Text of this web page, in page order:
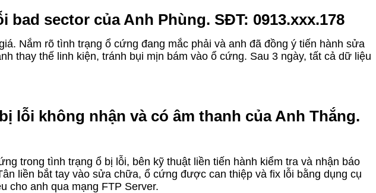
sector của Anh Phùng. SĐT: 0913.xxx.178
Nắm rõ tình trạng ổ cứng đang mắc phải và anh đã đồng ý tiến hành sửa
thay thế linh kiện, tránh bụi mịn bám vào ổ cứng. Sau 3 ngày, tất cả dữ liệu
lỗi không nhận và có âm thanh của Anh Thắng.
trong tình trạng ổ bị lỗi, bên kỹ thuật liền tiến hành kiểm tra và nhận báo
liền bắt tay vào sửa chữa, ổ cứng được can thiệp và fix lỗi bằng dụng cụ
cho anh qua mạng FTP Server.